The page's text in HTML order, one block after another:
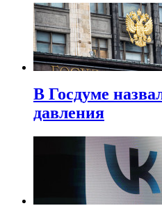
В Госдуме
давления